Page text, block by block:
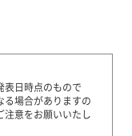
表日時点のもので
る場合がありますの
注意をお願いいたし